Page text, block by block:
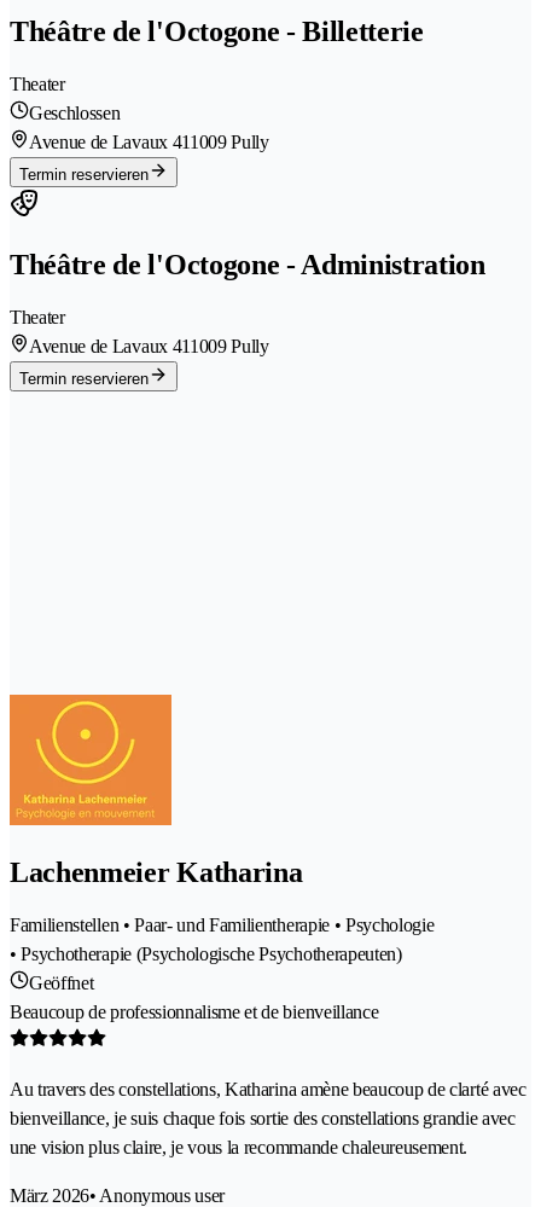
Théâtre de l'Octogone - Billetterie
Theater
Geschlossen
Avenue de Lavaux 411009 Pully
Termin reservieren
Théâtre de l'Octogone - Administration
Theater
Avenue de Lavaux 411009 Pully
Termin reservieren
Lachenmeier Katharina
Familienstellen • Paar- und Familientherapie • Psychologie
• Psychotherapie (Psychologische Psychotherapeuten)
Geöffnet
Beaucoup de professionnalisme et de bienveillance
Au travers des constellations, Katharina amène beaucoup de clarté avec
bienveillance, je suis chaque fois sortie des constellations grandie avec
une vision plus claire, je vous la recommande chaleureusement.
März 2026• Anonymous user